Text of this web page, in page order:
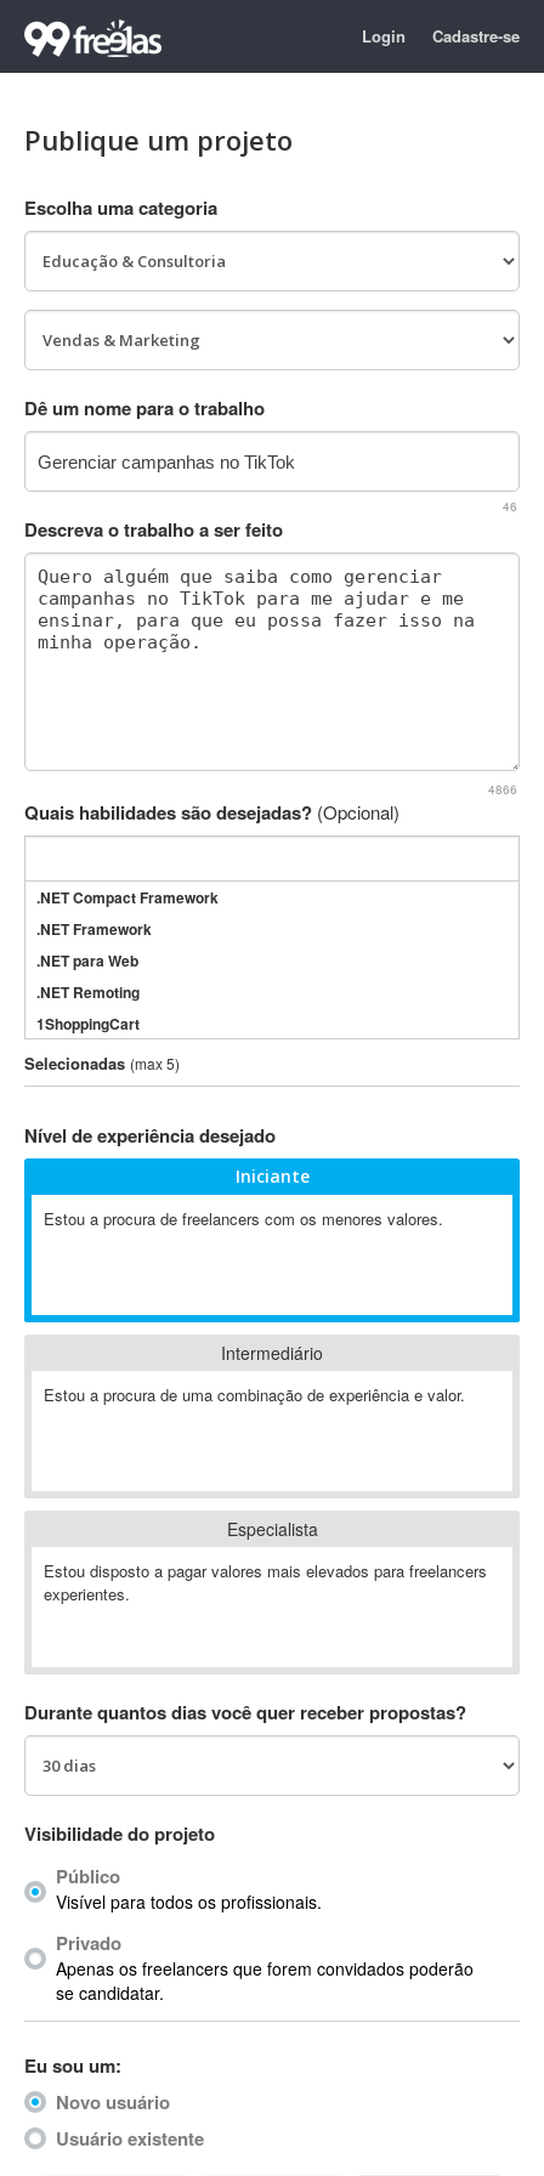
Login Cadastre-se
Publique um projeto
Escolha uma categoria
Dê um nome para o trabalho
46
Descreva o trabalho a ser feito
4866
Quais habilidades são desejadas? (Opcional)
.NET Compact Framework
.NET Framework
.NET para Web
.NET Remoting
1ShoppingCart
3DS Max
3GSM
802.11
A-GPS
ABAP
Abaqus
ABBYY FineReader
Ableton
Ableton Push
Abstract
AC3
ACID Pro
ACPI
Acrobat
Acrobat X
Acronis
ACT
Actimize
ActionScript
ActionScript 3
Selecionadas (max 5)
Nível de experiência desejado
Iniciante
Estou a procura de freelancers com os menores valores.
Intermediário
Estou a procura de uma combinação de experiência e valor.
Especialista
Estou disposto a pagar valores mais elevados para freelancers
experientes.
Durante quantos dias você quer receber propostas?
Visibilidade do projeto
Público
Visível para todos os profissionais.
Privado
Apenas os freelancers que forem convidados poderão
se candidatar.
Eu sou um:
Novo usuário
Usuário existente